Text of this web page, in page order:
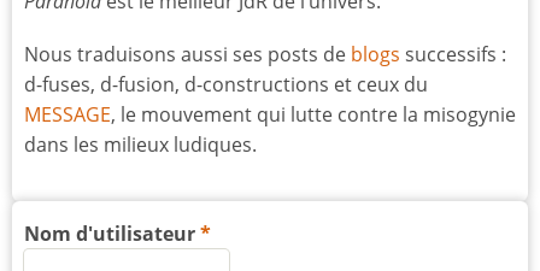
Nous traduisons aussi ses posts de blogs successifs :
d-fuses, d-fusion, d-constructions et ceux du
MESSAGE, le mouvement qui lutte contre la misogynie
dans les milieux ludiques.
Nom d'utilisateur